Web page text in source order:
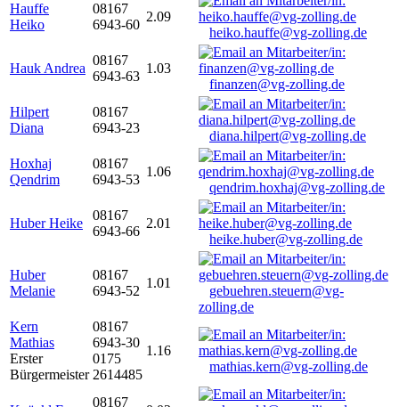
Hauffe
Heiko
08167
6943-60
2.09
heiko.hauffe@vg-zolling.de
Hauk Andrea
08167
6943-63
1.03
finanzen@vg-zolling.de
Hilpert
Diana
08167
6943-23
diana.hilpert@vg-zolling.de
Hoxhaj
Qendrim
08167
6943-53
1.06
qendrim.hoxhaj@vg-zolling.de
Huber Heike
08167
6943-66
2.01
heike.huber@vg-zolling.de
Huber
Melanie
08167
6943-52
1.01
gebuehren.steuern@vg-
zolling.de
Kern
Mathias
Erster
Bürgermeister
08167
6943-30
0175
2614485
1.16
mathias.kern@vg-zolling.de
08167